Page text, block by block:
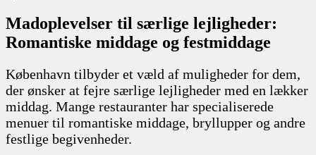
Madoplevelser til særlige lejligheder:
Romantiske middage og festmiddage
København tilbyder et væld af muligheder for dem,
der ønsker at fejre særlige lejligheder med en lækker
middag. Mange restauranter har specialiserede
menuer til romantiske middage, bryllupper og andre
festlige begivenheder.